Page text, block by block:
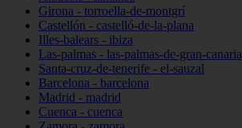
Girona - torroella-de-montgrí
Castellón - castelló-de-la-plana
Illes-balears - ibiza
Las-palmas - las-palmas-de-gran-canaria
Santa-cruz-de-tenerife - el-sauzal
Barcelona - barcelona
Madrid - madrid
Cuenca - cuenca